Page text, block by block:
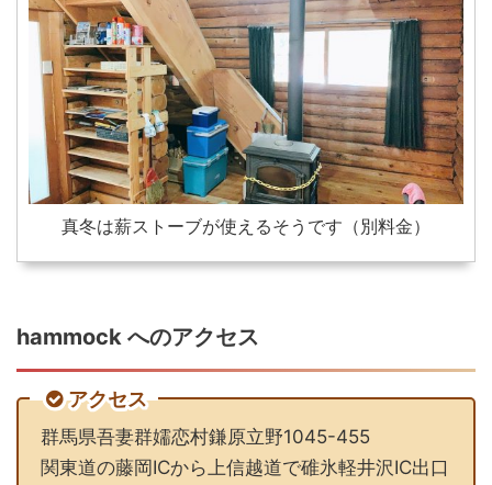
真冬は薪ストーブが使えるそうです（別料金）
hammock へのアクセス
アクセス
群馬県吾妻群嬬恋村鎌原立野1045-455
関東道の藤岡ICから上信越道で碓氷軽井沢IC出口